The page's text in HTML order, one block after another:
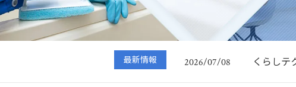
最新情報
～現在の
2026/07/13 エアコン
2026/07/08 くらしテ